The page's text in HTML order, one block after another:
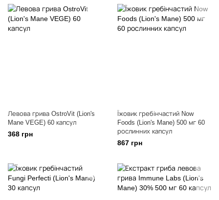
Левова грива OstroVit (Lion's
Mane VEGE) 60 капсул
368 грн
Їжовик гребінчастий Now
Foods (Lion's Mane) 500 мг 60
рослинних капсул
867 грн